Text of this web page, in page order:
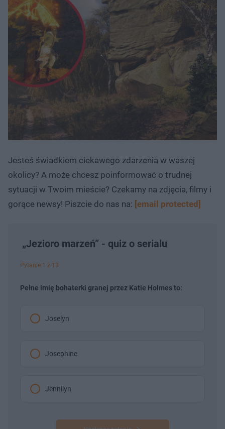
Jesteś świadkiem ciekawego zdarzenia w waszej
okolicy? A może chcesz poinformować o trudnej
sytuacji w Twoim mieście? Czekamy na zdjęcia, filmy i
gorące newsy! Piszcie do nas na: [email protected]
„Jezioro marzeń” - quiz o serialu
Pytanie 1 z 13
Pełne imię bohaterki granej przez Katie Holmes to:
Joselyn
Josephine
Jennilyn